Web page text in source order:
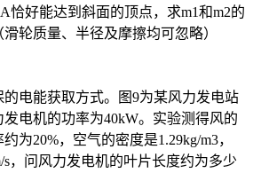
恰好能达到斜面的顶点，求m1和m2的
轮质量、半径及摩擦均可忽略）
电能获取方式。图9为某风力发电站
电机的功率为40kW。实验测得风的
为20%，空气的密度是1.29kg/m3，
s，问风力发电机的叶片长度约为多少